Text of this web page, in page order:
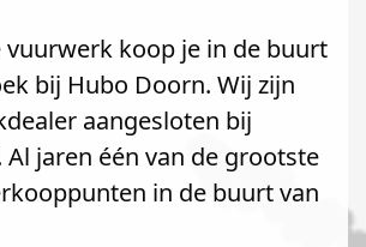
vuurwerk koop je in de buurt
bij Hubo Doorn. Wij zijn
aangesloten bij
jaren één van de grootste
in de buurt van